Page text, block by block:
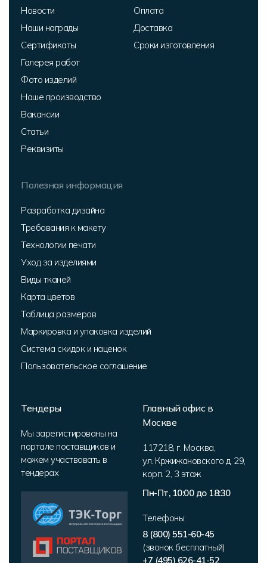
Новости
Наши награды
Сертификаты
Галерея работ
Фото изделий
Наше производство
Вакансии
Статьи
Реквизиты
Оплата
Доставка
Сроки изготовления
Полезная информация
Разработка дизайна
Требования к макету
Технологии печати
Уход за изделиями
Виды тканей
Карта цветов
Таблица размеров
Маркировка и упаковка изделий
Система скидок и наценок
Пользовательское соглашение
Тендеры
Мы зарегистированы на
портале поставщиков и
можем участвовать в
тендерах
Главный офис в
Москве
117218, г. Москва,
ул. Кржижановского д. 29,
корп. 2, 3 этаж
Пн-Пт, 10:00 до 18:30
Телефоны:
8 (800) 551-60-45
(звонок бесплатный)
+7 (495) 626-41-52